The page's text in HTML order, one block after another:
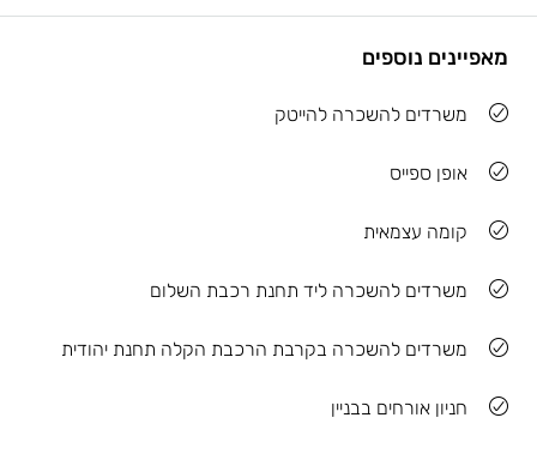
מאפיינים נוספים
משרדים להשכרה להייטק
אופן ספייס
קומה עצמאית
משרדים להשכרה ליד תחנת רכבת השלום
משרדים להשכרה בקרבת הרכבת הקלה תחנת יהודית
חניון אורחים בבניין